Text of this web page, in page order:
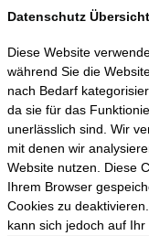
Datenschutz Übersicht
Diese Website
während Sie die
nach Bedarf
da sie für das
unerlässlich sind. Wir
mit denen wir
Website nutzen. Diese
Ihrem Browser
Cookies zu
kann sich jedoch auf